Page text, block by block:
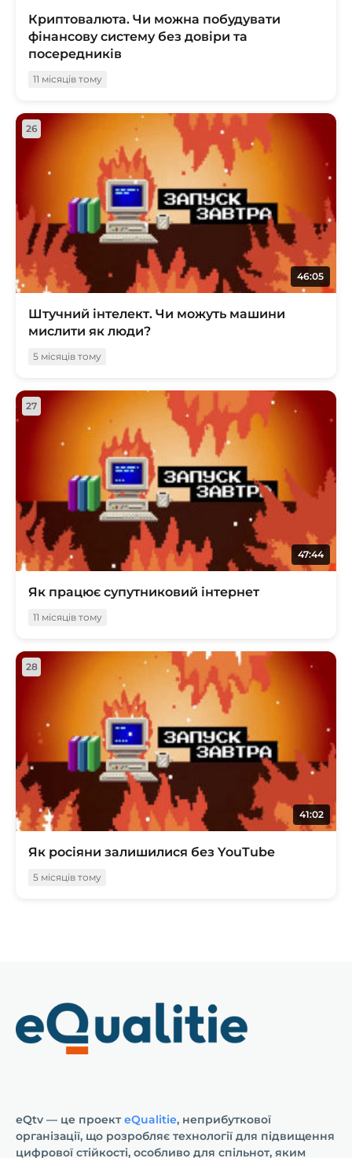
Криптовалюта. Чи можна побудувати
фінансову систему без довіри та
посередників
11 місяців тому
26
46:05
Штучний інтелект. Чи можуть машини
мислити як люди?
5 місяців тому
27
47:44
Як працює супутниковий інтернет
11 місяців тому
28
41:02
Як росіяни залишилися без YouTube
5 місяців тому
eQtv — це проект eQualitie, неприбуткової
організації, що розробляє технології для підвищення
цифрової стійкості, особливо для спільнот, яким